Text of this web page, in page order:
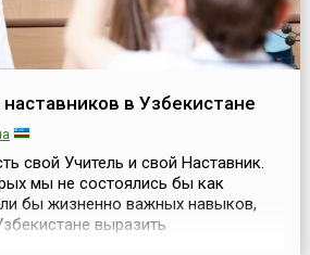
в Узбекистане
свой Учитель и свой Наставник.
мы не состоялись бы как
бы жизненно важных навыков,
выразить